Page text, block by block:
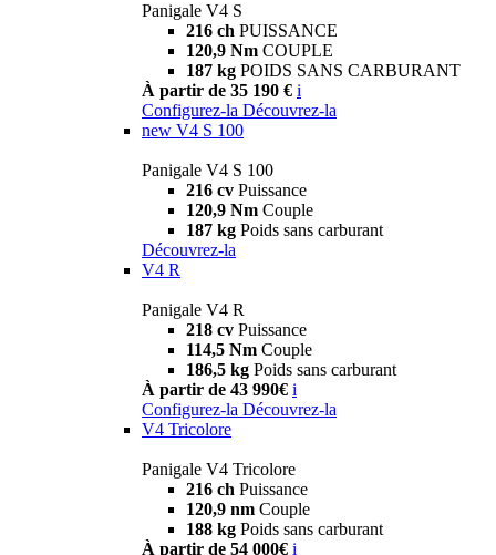
Panigale V4 S
216 ch PUISSANCE
120,9 Nm COUPLE
187 kg POIDS SANS CARBURANT
À partir de 35 190 € i
Configurez-la Découvrez-la
new V4 S 100
Panigale V4 S 100
216 cv Puissance
120,9 Nm Couple
187 kg Poids sans carburant
Découvrez-la
V4 R
Panigale V4 R
218 cv Puissance
114,5 Nm Couple
186,5 kg Poids sans carburant
À partir de 43 990€ i
Configurez-la Découvrez-la
V4 Tricolore
Panigale V4 Tricolore
216 ch Puissance
120,9 nm Couple
188 kg Poids sans carburant
À partir de 54 000€ i